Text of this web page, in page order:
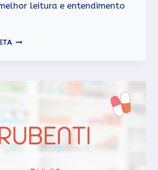
leitura e entendimento
METAMUCIL